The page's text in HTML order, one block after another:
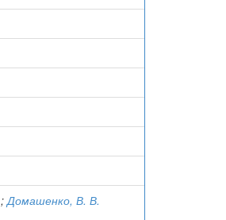
;Домашенко, В. В.